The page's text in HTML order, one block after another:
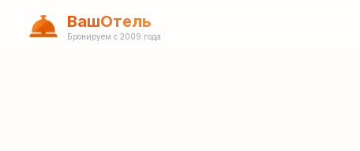
ВашОтель
Бронируем с 2009 года